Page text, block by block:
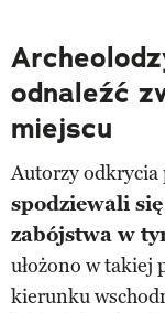
odnaleźć
miejscu
Autorzy odkrycia
spodziewali
zabójstwa w
ułożono w takiej
kierunku